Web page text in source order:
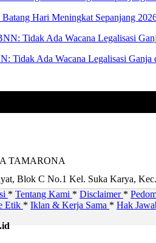
Hari Meningkat Sepanjang
Tidak Ada Wacana Legalisasi Ganja
TAMARONA
Blok C No.1 Kel. Suka Karya,
* Tentang Kami * Disclaimer *
Etik * Iklan & Kerja Sama * Hak